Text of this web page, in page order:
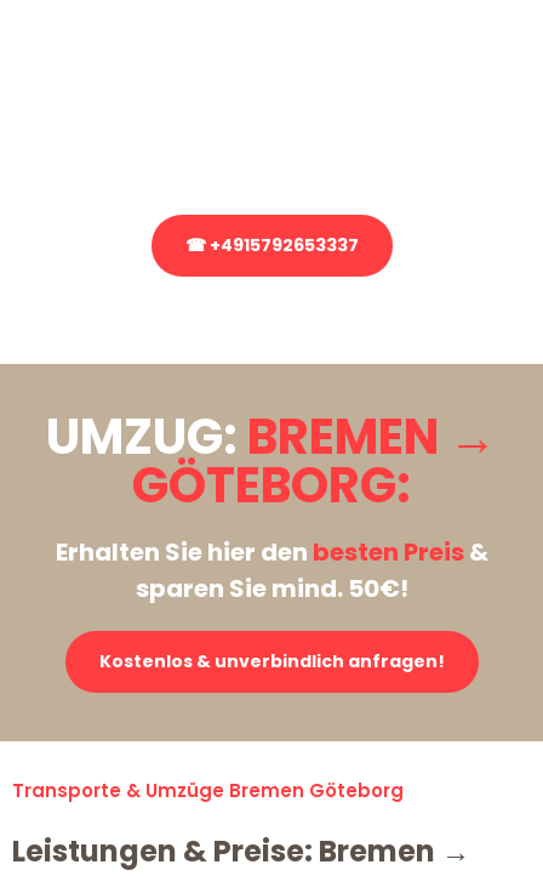
☎ +4915792653337
UMZUG: BREMEN →
GÖTEBORG:
Erhalten Sie hier den besten Preis&
sparen Sie mind. 50€!
Kostenlos & unverbindlich anfragen!
Transporte & Umzüge Bremen Göteborg
Leistungen & Preise: Bremen →